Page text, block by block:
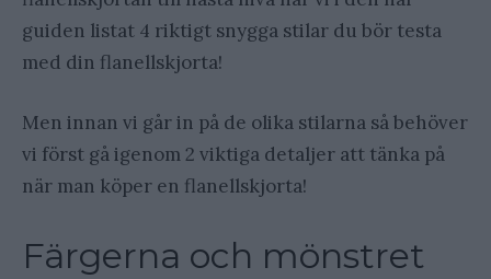
guiden listat 4 riktigt snygga stilar du bör testa
med din flanellskjorta!
Men innan vi går in på de olika stilarna så behöver
vi först gå igenom 2 viktiga detaljer att tänka på
när man köper en flanellskjorta!
Färgerna och mönstret